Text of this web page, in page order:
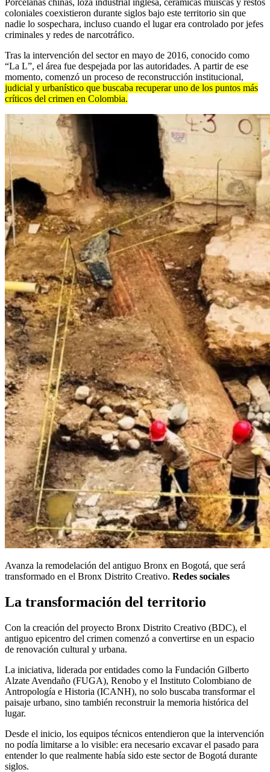
coloniales coexistieron durante siglos bajo este territorio sin que
nadie lo sospechara, incluso cuando el lugar era controlado por jefes
criminales y redes de narcotráfico.
Tras la intervención del sector en mayo de 2016, conocido como
“La L”, el área fue despejada por las autoridades. A partir de ese
momento, comenzó un proceso de reconstrucción institucional,
judicial y urbanístico que buscaba recuperar uno de los puntos más
críticos del crimen en Colombia.
Avanza la remodelación del antiguo Bronx en Bogotá, que será
transformado en el Bronx Distrito Creativo. Redes sociales
La transformación del territorio
Con la creación del proyecto Bronx Distrito Creativo (BDC), el
antiguo epicentro del crimen comenzó a convertirse en un espacio
de renovación cultural y urbana.
La iniciativa, liderada por entidades como la Fundación Gilberto
Alzate Avendaño (FUGA), Renobo y el Instituto Colombiano de
Antropología e Historia (ICANH), no solo buscaba transformar el
paisaje urbano, sino también reconstruir la memoria histórica del
lugar.
Desde el inicio, los equipos técnicos entendieron que la intervención
no podía limitarse a lo visible: era necesario excavar el pasado para
entender lo que realmente había sido este sector de Bogotá durante
siglos.